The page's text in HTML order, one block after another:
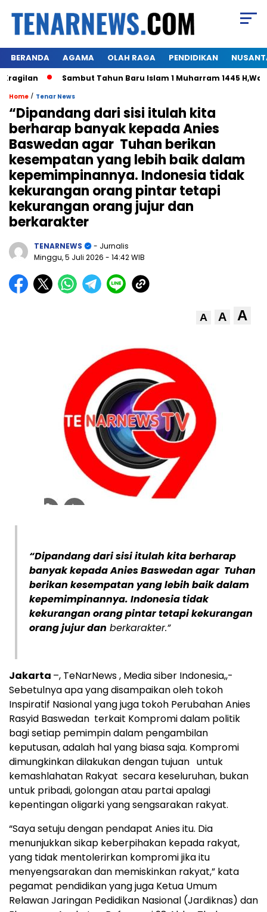
BERANDA AGAMA OLAH RAGA PENDIDIKAN
Sambut Tahun Baru Islam 1 Muharram 1445 H,Warga
Home / Tenar News
“Dipandang dari sisi itulah kita
berharap banyak kepada Anies
Baswedan agar Tuhan berikan
kesempatan yang lebih baik dalam
kepemimpinannya. Indonesia tidak
kekurangan orang pintar tetapi
kekurangan orang jujur dan
berkarakter
TENARNEWS
- Jurnalis
Minggu, 5 Juli 2026 - 14:42 WIB
A A A
“Dipandang dari sisi itulah kita berharap
banyak kepada Anies Baswedan agar Tuhan
berikan kesempatan yang lebih baik dalam
kepemimpinannya. Indonesia tidak
kekurangan orang pintar tetapi kekurangan
orang jujur dan berkarakter.”
Jakarta –, TeNarNews , Media siber Indonesia,,-
Sebetulnya apa yang disampaikan oleh tokoh
Inspiratif Nasional yang juga tokoh Perubahan Anies
Rasyid Baswedan terkait Kompromi dalam politik
bagi setiap pemimpin dalam pengambilan
keputusan, adalah hal yang biasa saja. Kompromi
dimungkinkan dilakukan dengan tujuan untuk
kemashlahatan Rakyat secara keseluruhan, bukan
untuk pribadi, golongan atau partai apalagi
kepentingan oligarki yang sengsarakan rakyat.
“Saya setuju dengan pendapat Anies itu. Dia
menunjukkan sikap keberpihakan kepada rakyat,
yang tidak mentolerirkan kompromi jika itu
menyengsarakan dan memiskinkan rakyat,” kata
pegamat pendidikan yang juga Ketua Umum
Relawan Jaringan Pedidikan Nasional (Jardiknas) dan